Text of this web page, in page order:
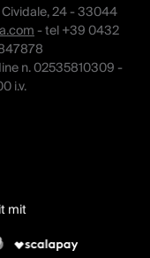
24 - 33044
- tel +39 0432
n. 02535810309 -
i.v.
mit